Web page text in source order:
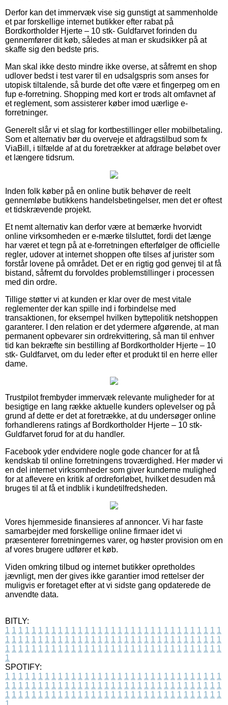
Derfor kan det immervæk vise sig gunstigt at sammenholde
et par forskellige internet butikker efter rabat på
Bordkortholder Hjerte – 10 stk- Guldfarvet forinden du
gennemfører dit køb, således at man er skudsikker på at
skaffe sig den bedste pris.
Man skal ikke desto mindre ikke overse, at såfremt en shop
udlover bedst i test varer til en udsalgspris som anses for
utopisk tiltalende, så burde det ofte være et fingerpeg om en
fup e-forretning. Shopping med kort er trods alt omfavnet af
et reglement, som assisterer køber imod uærlige e-
forretninger.
Generelt slår vi et slag for kortbestillinger eller mobilbetaling.
Som et alternativ bør du overveje et afdragstilbud som fx
ViaBill, i tilfælde af at du foretrækker at afdrage beløbet over
et længere tidsrum.
Inden folk køber på en online butik behøver de reelt
gennemløbe butikkens handelsbetingelser, men det er oftest
et tidskrævende projekt.
Et nemt alternativ kan derfor være at bemærke hvorvidt
online virksomheden er e-mærke tilsluttet, fordi det længe
har været et tegn på at e-forretningen efterfølger de officielle
regler, udover at internet shoppen ofte tilses af jurister som
forstår lovene på området. Det er en rigtig god genvej til at få
bistand, såfremt du forvoldes problemstillinger i processen
med din ordre.
Tillige støtter vi at kunden er klar over de mest vitale
reglementer der kan spille ind i forbindelse med
transaktionen, for eksempel hvilken byttepolitik netshoppen
garanterer. I den relation er det ydermere afgørende, at man
permanent opbevarer sin ordrekvittering, så man til enhver
tid kan bekræfte sin bestilling af Bordkortholder Hjerte – 10
stk- Guldfarvet, om du leder efter et produkt til en herre eller
dame.
Trustpilot frembyder immervæk relevante muligheder for at
besigtige en lang række aktuelle kunders oplevelser og på
grund af dette er det at foretrække, at du undersøger online
forhandlerens ratings af Bordkortholder Hjerte – 10 stk-
Guldfarvet forud for at du handler.
Facebook yder endvidere nogle gode chancer for at få
kendskab til online forretningens troværdighed. Her møder vi
en del internet virksomheder som giver kunderne mulighed
for at aflevere en kritik af ordreforløbet, hvilket desuden må
bruges til at få et indblik i kundetilfredsheden.
Vores hjemmeside finansieres af annoncer. Vi har faste
samarbejder med forskellige online firmaer idet vi
præsenterer forretningernes varer, og høster provision om en
af vores brugere udfører et køb.
Viden omkring tilbud og internet butikker opretholdes
jævnligt, men der gives ikke garantier imod rettelser der
muligvis er foretaget efter at vi sidste gang opdaterede de
anvendte data.
BITLY:
1 1 1 1 1 1 1 1 1 1 1 1 1 1 1 1 1 1 1 1 1 1 1 1 1 1 1 1 1 1 1 1 1
1 1 1 1 1 1 1 1 1 1 1 1 1 1 1 1 1 1 1 1 1 1 1 1 1 1 1 1 1 1 1 1 1
1 1 1 1 1 1 1 1 1 1 1 1 1 1 1 1 1 1 1 1 1 1 1 1 1 1 1 1 1 1 1 1 1
1
SPOTIFY:
1 1 1 1 1 1 1 1 1 1 1 1 1 1 1 1 1 1 1 1 1 1 1 1 1 1 1 1 1 1 1 1 1
1 1 1 1 1 1 1 1 1 1 1 1 1 1 1 1 1 1 1 1 1 1 1 1 1 1 1 1 1 1 1 1 1
1 1 1 1 1 1 1 1 1 1 1 1 1 1 1 1 1 1 1 1 1 1 1 1 1 1 1 1 1 1 1 1 1